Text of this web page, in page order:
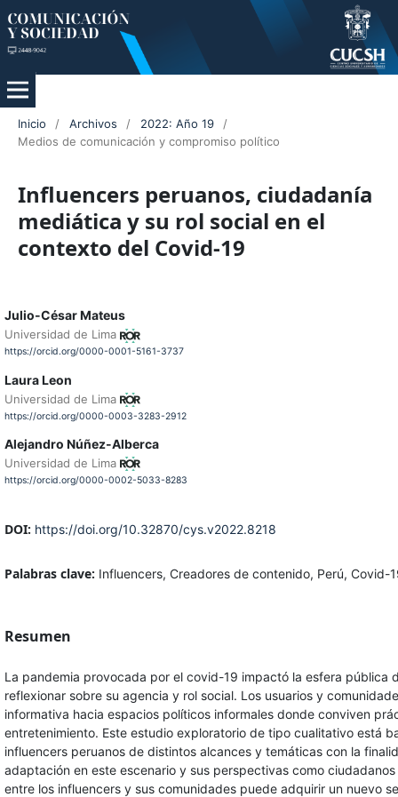
Inicio / Archivos / 2022: Año 19
/
Medios de comunicación y compromiso político
Influencers peruanos, ciudadanía
mediática y su rol social en el
contexto del Covid-19
Julio-César Mateus
Universidad de Lima
https://orcid.org/0000-0001-5161-3737
Laura Leon
Universidad de Lima
https://orcid.org/0000-0003-3283-2912
Alejandro Núñez-Alberca
Universidad de Lima
https://orcid.org/0000-0002-5033-8283
DOI: https://doi.org/10.32870/cys.v2022.8218
Palabras clave: Influencers, Creadores de contenido, Perú, Covid-
Resumen
La pandemia provocada por el covid-19 impactó la esfera pública
reflexionar sobre su agencia y rol social. Los usuarios y
informativa hacia espacios políticos informales donde conviven
entretenimiento. Este estudio exploratorio de tipo cualitativo está
influencers peruanos de distintos alcances y temáticas con la
adaptación en este escenario y sus perspectivas como
entre los influencers y sus comunidades puede adquirir un nuevo